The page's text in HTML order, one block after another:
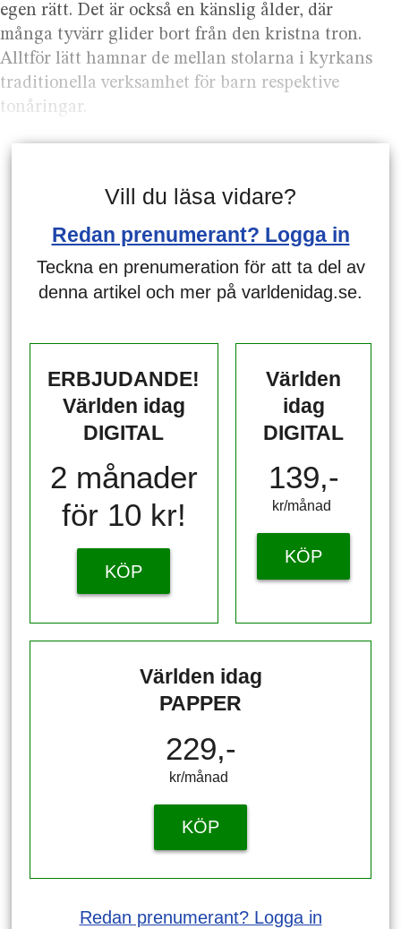
egen rätt. Det är också en känslig ålder, där
många tyvärr glider bort från den kristna tron.
Alltför lätt hamnar de mellan stolarna i kyrkans
traditionella verksamhet för barn respektive
tonåringar.
Vill du läsa vidare?
Redan prenumerant? Logga in
Teckna en prenumeration för att ta del av
denna artikel och mer på varldenidag.se.
ERBJUDANDE!
Världen idag
DIGITAL
2 månader
för 10 kr!
KÖP
Världen
idag
DIGITAL
139,-
kr/månad ​​​​​​
KÖP
Världen idag
PAPPER
229,-
kr/månad ​​​​​​
KÖP
Redan prenumerant? Logga in